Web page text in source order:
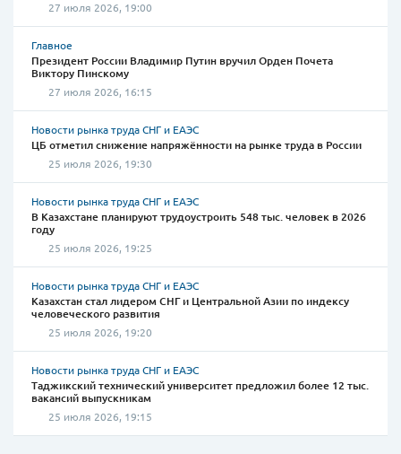
27 июля 2026, 19:00
Главное
Президент России Владимир Путин вручил Орден Почета
Виктору Пинскому
27 июля 2026, 16:15
Новости рынка труда СНГ и ЕАЭС
ЦБ отметил снижение напряжённости на рынке труда в России
25 июля 2026, 19:30
Новости рынка труда СНГ и ЕАЭС
В Казахстане планируют трудоустроить 548 тыс. человек в 2026
году
25 июля 2026, 19:25
Новости рынка труда СНГ и ЕАЭС
Казахстан стал лидером СНГ и Центральной Азии по индексу
человеческого развития
25 июля 2026, 19:20
Новости рынка труда СНГ и ЕАЭС
Таджикский технический университет предложил более 12 тыс.
вакансий выпускникам
25 июля 2026, 19:15